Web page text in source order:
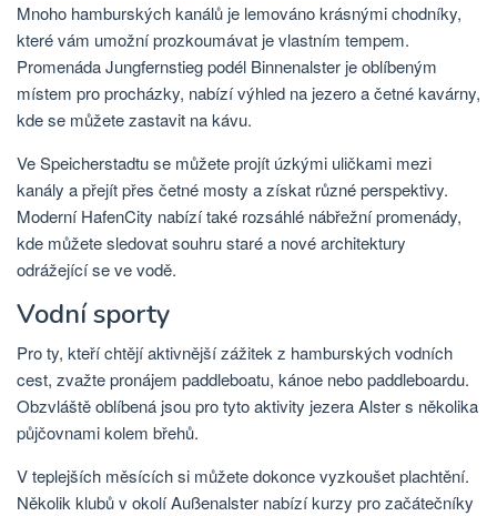
Mnoho hamburských kanálů je lemováno krásnými chodníky,
které vám umožní prozkoumávat je vlastním tempem.
Promenáda Jungfernstieg podél Binnenalster je oblíbeným
místem pro procházky, nabízí výhled na jezero a četné kavárny,
kde se můžete zastavit na kávu.
Ve Speicherstadtu se můžete projít úzkými uličkami mezi
kanály a přejít přes četné mosty a získat různé perspektivy.
Moderní HafenCity nabízí také rozsáhlé nábřežní promenády,
kde můžete sledovat souhru staré a nové architektury
odrážející se ve vodě.
Vodní sporty
Pro ty, kteří chtějí aktivnější zážitek z hamburských vodních
cest, zvažte pronájem paddleboatu, kánoe nebo paddleboardu.
Obzvláště oblíbená jsou pro tyto aktivity jezera Alster s několika
půjčovnami kolem břehů.
V teplejších měsících si můžete dokonce vyzkoušet plachtění.
Několik klubů v okolí Außenalster nabízí kurzy pro začátečníky